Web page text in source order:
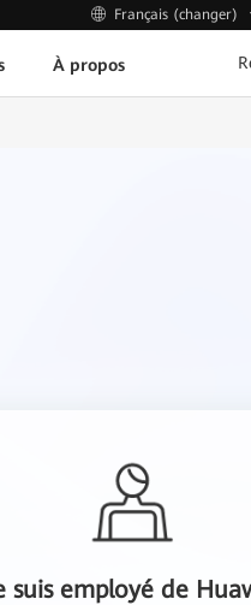
Français (changer)
À propos
suis employé de